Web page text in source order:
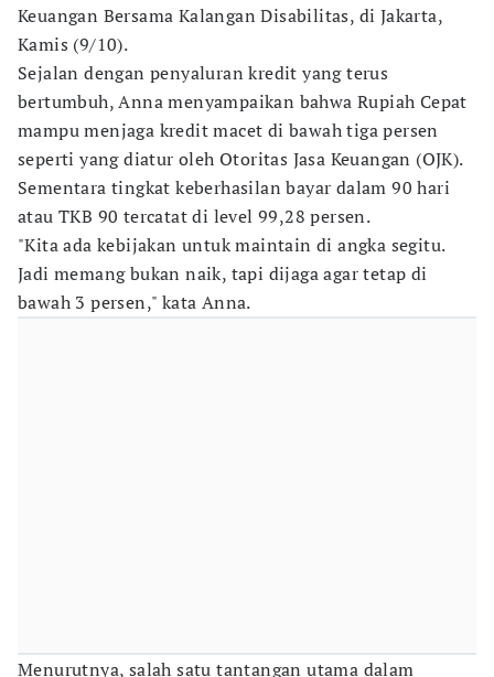
Keuangan Bersama Kalangan Disabilitas, di Jakarta,
Kamis (9/10).
Sejalan dengan penyaluran kredit yang terus
bertumbuh, Anna menyampaikan bahwa Rupiah Cepat
mampu menjaga kredit macet di bawah tiga persen
seperti yang diatur oleh Otoritas Jasa Keuangan (OJK).
Sementara tingkat keberhasilan bayar dalam 90 hari
atau TKB 90 tercatat di level 99,28 persen.
"Kita ada kebijakan untuk maintain di angka segitu.
Jadi memang bukan naik, tapi dijaga agar tetap di
bawah 3 persen," kata Anna.
Menurutnya, salah satu tantangan utama dalam